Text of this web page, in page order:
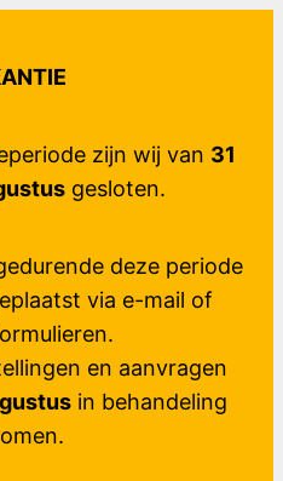
zijn wij van 31
gesloten.
deze periode
via e-mail of
en aanvragen
in behandeling